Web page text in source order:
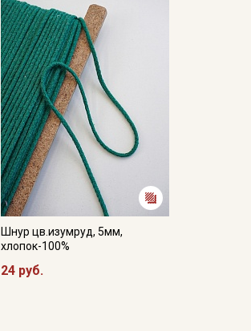
Шнур цв.изумруд, 5мм,
хлопок-100%
24 руб.